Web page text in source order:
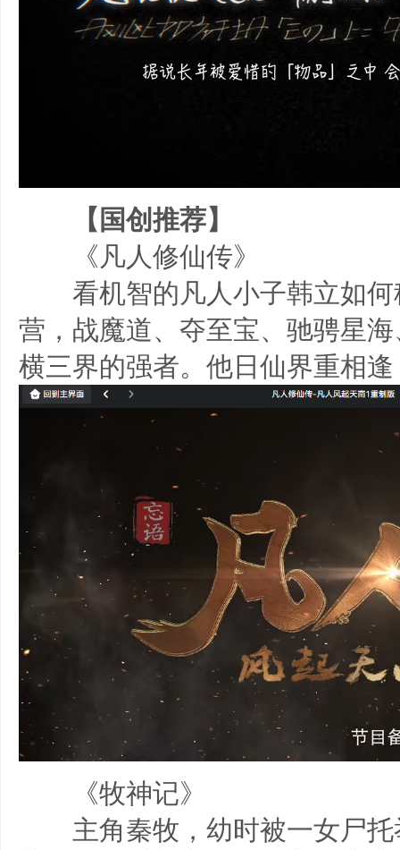
【国创推荐】
《凡人修仙传》
看机智的凡人小子韩立如何
营，战魔道、夺至宝、驰骋星
横三界的强者。他日仙界重相
《牧神记》
主角秦牧，幼时被一女尸托